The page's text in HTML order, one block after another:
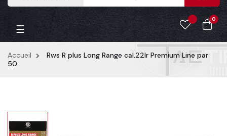
0
Basculer la navigation
☰
Accueil
Rws R plus Long Range cal.22lr Premium Line par
50